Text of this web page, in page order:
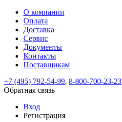
ВходРегистрация
Только
test@example.com
отправлена
по
ней
для
регистрации.
Только
Восстановление
пароля
Заполните
форму.
Мы
отправим
ссылку
на
На
вашу
test@test.ru
отправлена
ссылка.
Введите
новый
пароль
Пароль
успешно
Войти
Обратная
связь
Ваше
сообщение
успешно
О компании
Оплата
Доставка
Сервис
Документы
Контакты
Поставщикам
+7 (495) 792-54-99, 8-800-700-23-23
Обратная связь
Вход
Регистрация